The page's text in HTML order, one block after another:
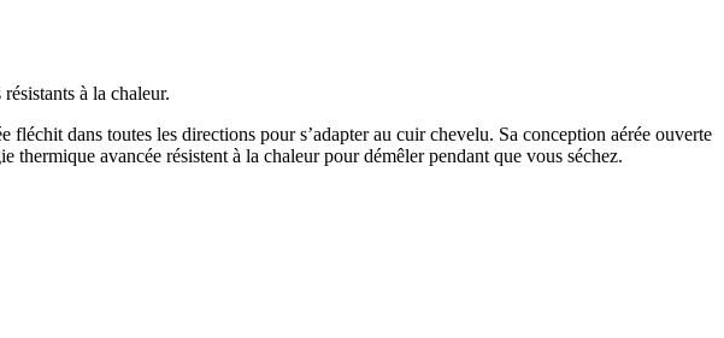
à la chaleur.
dans toutes les directions pour s’adapter au cuir chevelu. Sa conception aérée ouverte
avancée résistent à la chaleur pour démêler pendant que vous séchez.